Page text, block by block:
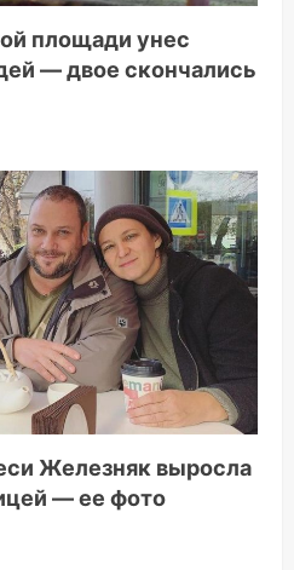
площади унес
— двое скончались
Железняк выросла
— ее фото